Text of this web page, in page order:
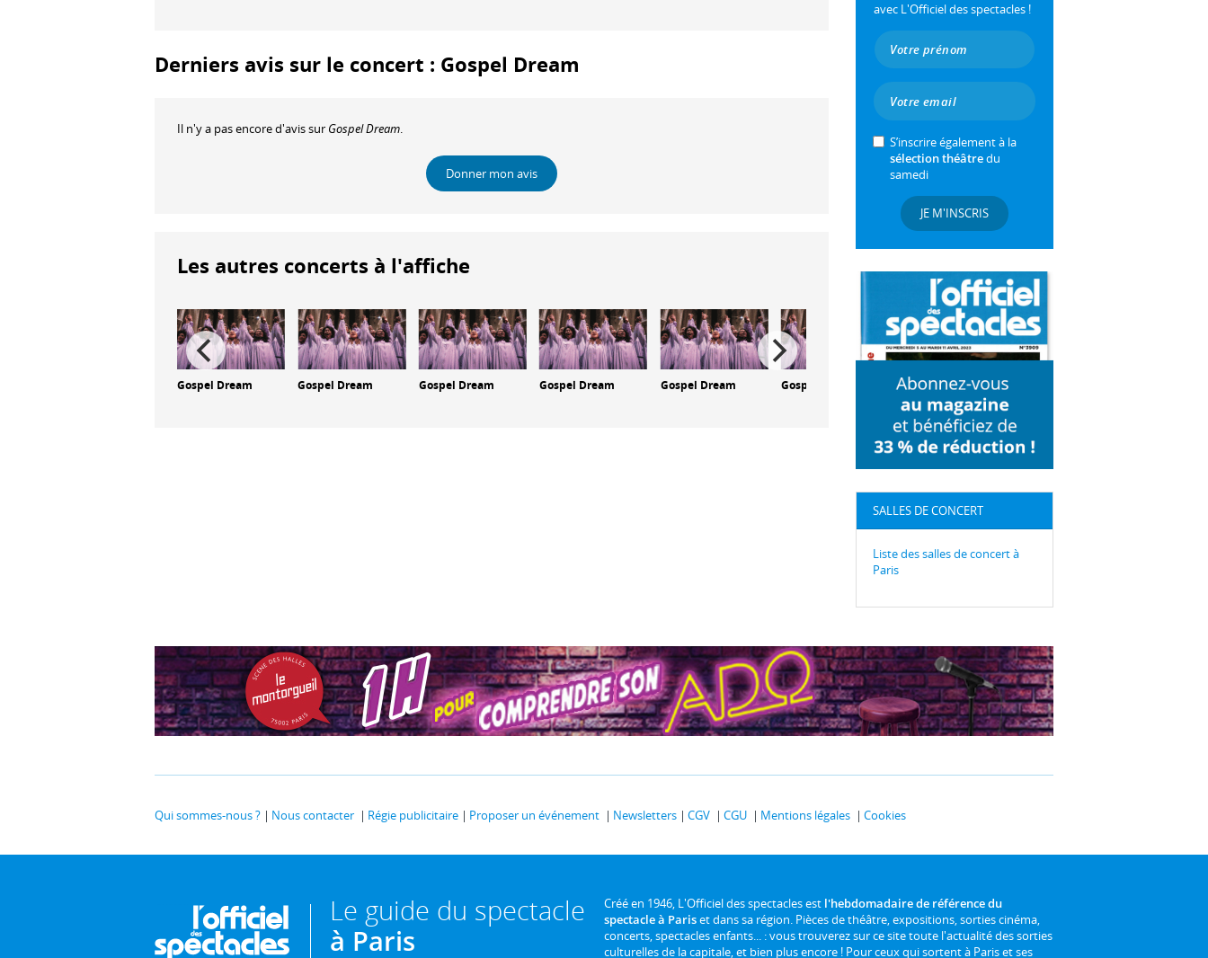
Derniers avis sur le concert : Gospel Dream
Il n'y a pas encore d'avis sur Gospel Dream
Donner mon avis
Les autres concerts à l'affiche
Gospel Dream Gospel Dream Gospel Dream Gospel Dream Gospel Dream Gospel Dream
avec L'Officiel des spectacles !
S’inscrire également à la
sélection théâtredu
samedi
JE M'INSCRIS
SALLES DE CONCERT
Liste des salles de concert à
Paris
Qui sommes-nous ? Nous contacter Régie publicitaire Proposer un événement Newsletters CGV CGU Mentions légales Cookies
Le guide du spectacle
à Paris
Créé en 1946, L'Officiel des spectacles est l'hebdomadaire de référence du
spectacle à Pariset dans sa région. Pièces de théâtre, expositions, sorties cinéma,
concerts, spectacles enfants... : vous trouverez sur ce site toute l'actualité des sorties
culturelles de la capitale, et bien plus encore ! Pour ceux qui sortent à Paris et ses